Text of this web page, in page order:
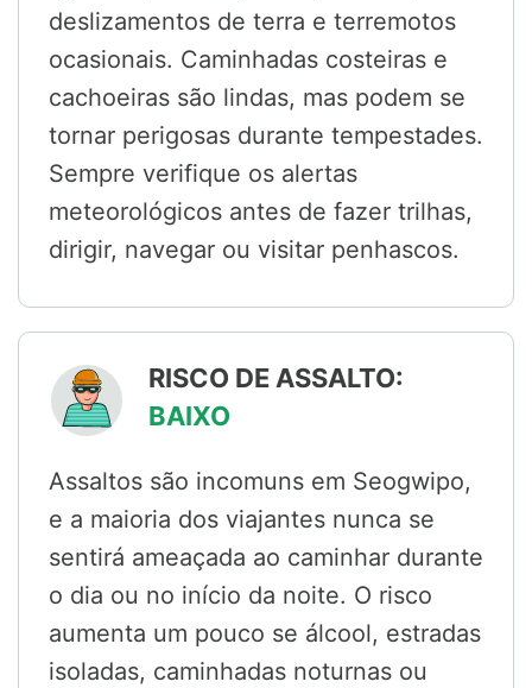
deslizamentos de terra e terremotos
ocasionais. Caminhadas costeiras e
cachoeiras são lindas, mas podem se
tornar perigosas durante tempestades.
Sempre verifique os alertas
meteorológicos antes de fazer trilhas,
dirigir, navegar ou visitar penhascos.
RISCO DE ASSALTO:
BAIXO
Assaltos são incomuns em Seogwipo,
e a maioria dos viajantes nunca se
sentirá ameaçada ao caminhar durante
o dia ou no início da noite. O risco
aumenta um pouco se álcool, estradas
isoladas, caminhadas noturnas ou